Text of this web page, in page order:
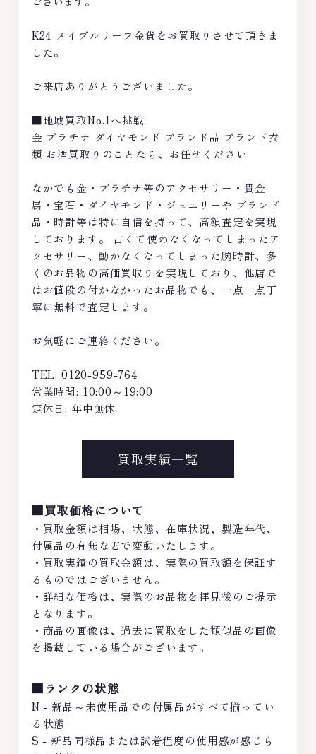
K24 メイプルリーフ金貨をお買取りさせて頂きま
した。
ご来店ありがとうございました。
■地域買取No.1へ挑戦
金 プラチナ ダイヤモンド ブランド品 ブランド衣
類 お酒買取りのことなら、お任せください
なかでも金・プラチナ等のアクセサリー・貴金
属・宝石・ダイヤモンド・ジュエリーや ブランド
品・時計等は特に自信を持って、高額査定を実現
しております。 古くて使わなくなってしまったア
クセサリー、動かなくなってしまった腕時計、多
くのお品物の高価買取りを実現しており、他店で
はお値段の付かなかったお品物でも、一点一点丁
寧に無料で査定します。
お気軽にご連絡ください。
TEL: 0120-959-764
営業時間: 10:00～19:00
定休日: 年中無休
買取実績一覧
■買取価格について
・買取金額は相場、状態、在庫状況、製造年代、
付属品の有無などで変動いたします。
・買取実績の買取金額は、実際の買取額を保証す
るものではございません。
・詳細な価格は、実際のお品物を拝見後のご提示
となります。
・商品の画像は、過去に買取をした類似品の画像
を掲載している場合がございます。
■ランクの状態
N - 新品～未使用品での付属品がすべて揃ってい
る状態
S - 新品同様品または試着程度の使用感が感じら